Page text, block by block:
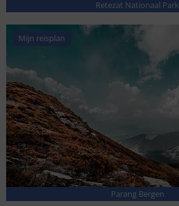
Retezat Nationaal Park
Mijn reisplan
Parang Bergen